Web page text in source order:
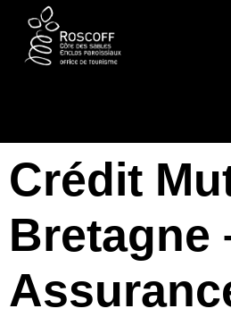
Crédit
Bretagne
Cookies management panel